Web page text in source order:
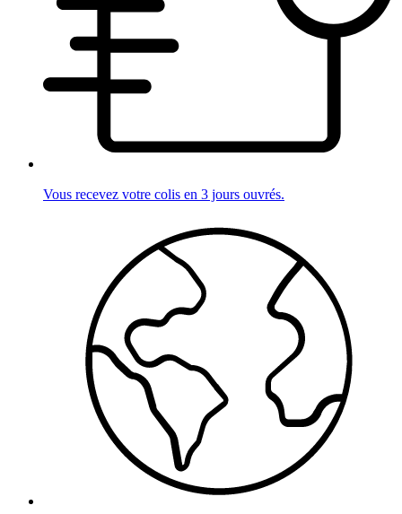
Vous recevez votre colis en 3 jours ouvrés.